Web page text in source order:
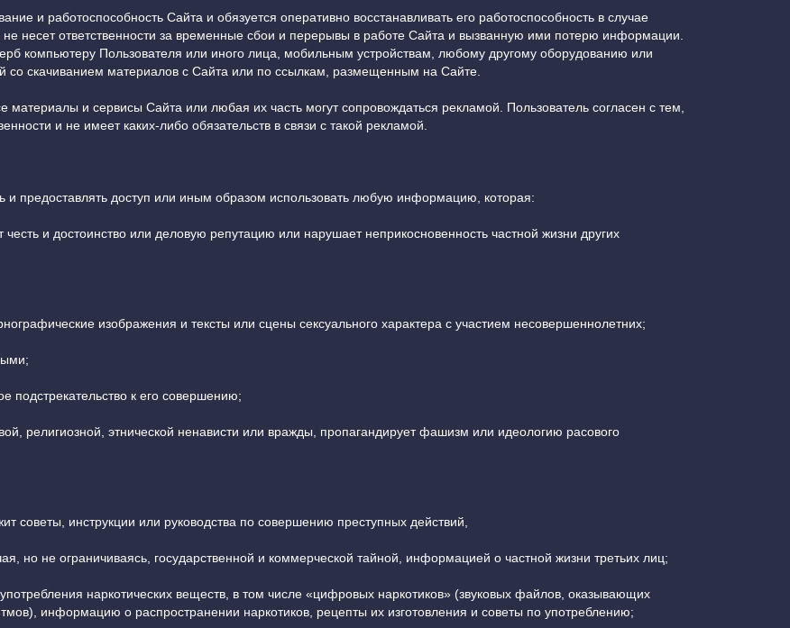
и работоспособность Сайта и обязуется оперативно восстанавливать его работоспособность в случае
несет ответственности за временные сбои и перерывы в работе Сайта и вызванную ими потерю информации.
компьютеру Пользователя или иного лица, мобильным устройствам, любому другому оборудованию или
скачиванием материалов с Сайта или по ссылкам, размещенным на Сайте.
и сервисы Сайта или любая их часть могут сопровождаться рекламой. Пользователь согласен с тем,
и не имеет каких-либо обязательств в связи с такой рекламой.
и предоставлять доступ или иным образом использовать любую информацию, которая:
честь и достоинство или деловую репутацию или нарушает неприкосновенность частной жизни других
изображения и тексты или сцены сексуального характера с участием несовершеннолетних;
подстрекательство к его совершению;
религиозной, этнической ненависти или вражды, пропагандирует фашизм или идеологию расового
советы, инструкции или руководства по совершению преступных действий,
но не ограничиваясь, государственной и коммерческой тайной, информацией о частной жизни третьих лиц;
наркотических веществ, в том числе «цифровых наркотиков» (звуковых файлов, оказывающих
информацию о распространении наркотиков, рецепты их изготовления и советы по употреблению;